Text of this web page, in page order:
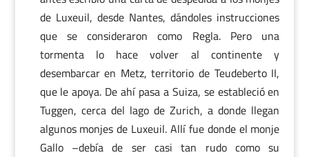
de Luxeuil, desde Nantes, dándoles instrucciones
que se consideraron como Regla. Pero una
tormenta lo hace volver al continente y
desembarcar en Metz, territorio de Teudeberto II,
que le apoya. De ahí pasa a Suiza, se estableció en
Tuggen, cerca del lago de Zurich, a donde llegan
algunos monjes de Luxeuil. Allí fue donde el monje
Gallo –debía de ser casi tan rudo como su